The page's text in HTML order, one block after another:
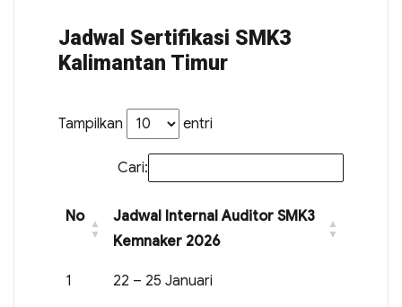
Jadwal Sertifikasi SMK3
Kalimantan Timur
Tampilkan entri
Cari:
No
Jadwal Internal Auditor SMK3
Kemnaker 2026
1 22 – 25 Januari